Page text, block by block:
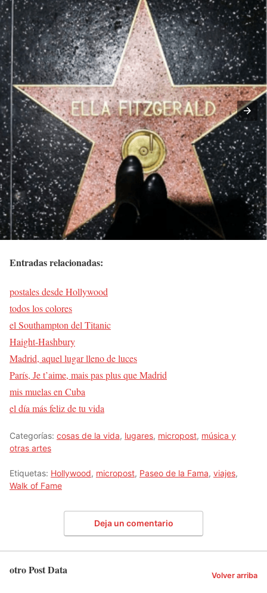
Entradas relacionadas:
postales desde Hollywood
todos los colores
el Southampton del Titanic
Haight-Hashbury
Madrid, aquel lugar lleno de luces
París, Je t’aime, mais pas plus que Madrid
mis muelas en Cuba
el día más feliz de tu vida
Categorías: cosas de la vida, lugares, micropost, música y
otras artes
Etiquetas: Hollywood, micropost, Paseo de la Fama, viajes,
Walk of Fame
Deja un comentario
otro Post Data Volver arriba